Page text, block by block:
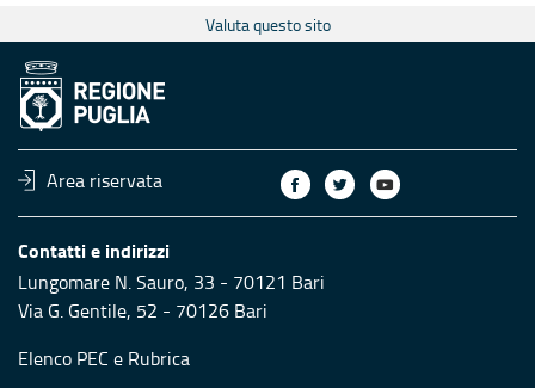
Valuta questo sito
Area riservata
Contatti e indirizzi
Lungomare N. Sauro, 33 - 70121 Bari
Via G. Gentile, 52 - 70126 Bari
Elenco PEC e Rubrica